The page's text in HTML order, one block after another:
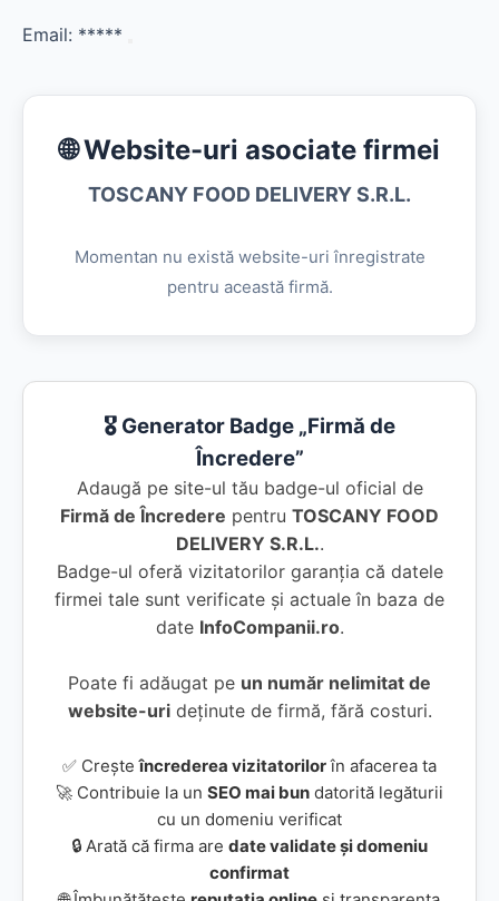
Email: *****
🌐 Website-uri asociate firmei
TOSCANY FOOD DELIVERY S.R.L.
Momentan nu există website-uri înregistrate
pentru această firmă.
🎖️ Generator Badge „Firmă de
Încredere”
Adaugă pe site-ul tău badge-ul oficial de
Firmă de Încredere pentru TOSCANY FOOD
DELIVERY S.R.L..
Badge-ul oferă vizitatorilor garanția că datele
firmei tale sunt verificate și actuale în baza de
date InfoCompanii.ro.
Poate fi adăugat pe un număr nelimitat de
website-urideținute de firmă, fără costuri.
✅ Creșteîncrederea vizitatorilorîn afacerea ta
🚀 Contribuie la un SEO mai bun datorită legăturii
cu un domeniu verificat
🔒 Arată că firma are date validate și domeniu
confirmat